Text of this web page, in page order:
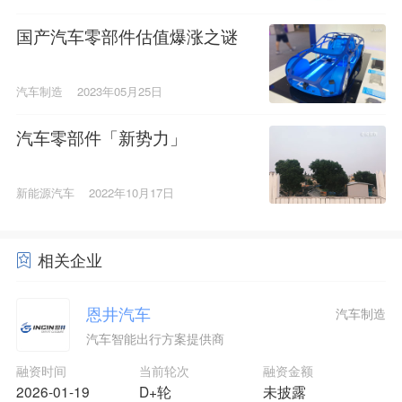
国产汽车零部件估值爆涨之谜
汽车制造 2023年05月25日
汽车零部件「新势力」
新能源汽车 2022年10月17日
相关企业
恩井汽车
汽车智能出行方案提供商
汽车制造
融资时间
2026-01-19
当前轮次
D+轮
融资金额
未披露